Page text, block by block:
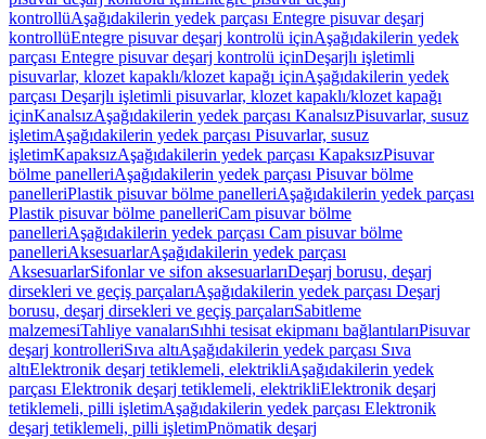
kontrollüAşağıdakilerin yedek parçası Entegre pisuvar deşarj
kontrollüEntegre pisuvar deşarj kontrolü içinAşağıdakilerin yedek
parçası Entegre pisuvar deşarj kontrolü içinDeşarjlı işletimli
pisuvarlar, klozet kapaklı/klozet kapağı içinAşağıdakilerin yedek
parçası Deşarjlı işletimli pisuvarlar, klozet kapaklı/klozet kapağı
içinKanalsızAşağıdakilerin yedek parçası KanalsızPisuvarlar, susuz
işletimAşağıdakilerin yedek parçası Pisuvarlar, susuz
işletimKapaksızAşağıdakilerin yedek parçası KapaksızPisuvar
bölme panelleriAşağıdakilerin yedek parçası Pisuvar bölme
panelleriPlastik pisuvar bölme panelleriAşağıdakilerin yedek parçası
Plastik pisuvar bölme panelleriCam pisuvar bölme
panelleriAşağıdakilerin yedek parçası Cam pisuvar bölme
panelleriAksesuarlarAşağıdakilerin yedek parçası
AksesuarlarSifonlar ve sifon aksesuarlarıDeşarj borusu, deşarj
dirsekleri ve geçiş parçalarıAşağıdakilerin yedek parçası Deşarj
borusu, deşarj dirsekleri ve geçiş parçalarıSabitleme
malzemesiTahliye vanalarıSıhhi tesisat ekipmanı bağlantılarıPisuvar
deşarj kontrolleriSıva altıAşağıdakilerin yedek parçası Sıva
altıElektronik deşarj tetiklemeli, elektrikliAşağıdakilerin yedek
parçası Elektronik deşarj tetiklemeli, elektrikliElektronik deşarj
tetiklemeli, pilli işletimAşağıdakilerin yedek parçası Elektronik
deşarj tetiklemeli, pilli işletimPnömatik deşarj